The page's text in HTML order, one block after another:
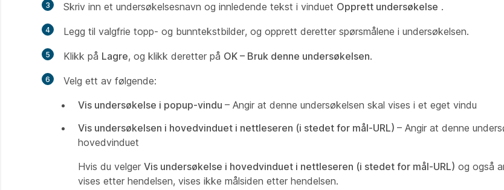
3 Skriv inn et undersøkelsesnavn og innledende tekst i vinduet Opprett undersøkelse .
4 Legg til valgfrie topp- og bunntekstbilder, og opprett deretter spørsmålene i undersøkelsen.
5 Klikk på Lagre, og klikk deretter på OK – Bruk denne undersøkelsen.
6
Velg ett av følgende:
Vis undersøkelse i popup-vindu – Angir at denne undersøkelsen skal vises i et eget vindu
Vis undersøkelsen i hovedvinduet i nettleseren (i stedet for mål-URL) – Angir at denne
hovedvinduet
Hvis du velger Vis undersøkelse i hovedvinduet i nettleseren (i stedet for mål-URL) og også
vises etter hendelsen, vises ikke målsiden etter hendelsen.